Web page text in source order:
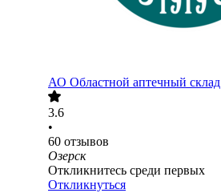
АО Областной аптечный склад
3.6
•
60 отзывов
Озерск
Откликнитесь среди первых
Откликнуться